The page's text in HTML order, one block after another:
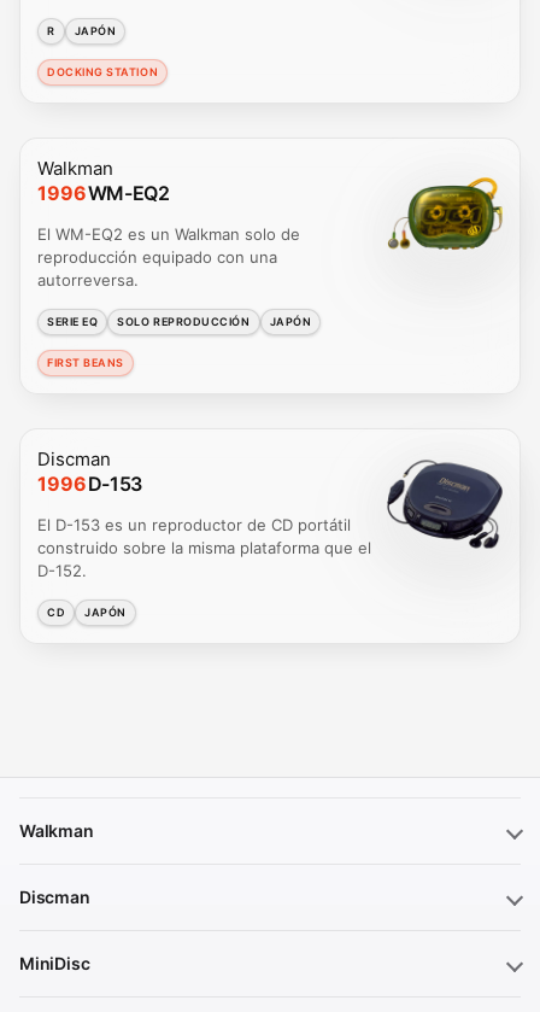
R JAPÓN
DOCKING STATION
Walkman
1996WM-EQ2
El WM-EQ2 es un Walkman solo de
reproducción equipado con una
autorreversa.
SERIE EQ SOLO REPRODUCCIÓN JAPÓN
FIRST BEANS
Discman
1996D-153
El D-153 es un reproductor de CD portátil
construido sobre la misma plataforma que el
D-152.
CD JAPÓN
Walkman
Discman
MiniDisc